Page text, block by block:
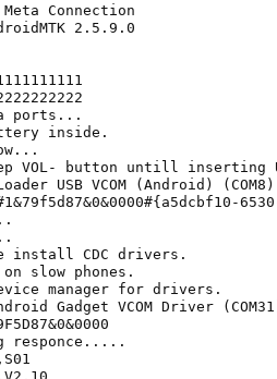
Connection
2.5.9.0
ports...
inside.
VOL- button untill inserting
USB VCOM (Android) (COM8)
install CDC drivers.
slow phones.
manager for drivers.
Gadget VCOM Driver
responce.....